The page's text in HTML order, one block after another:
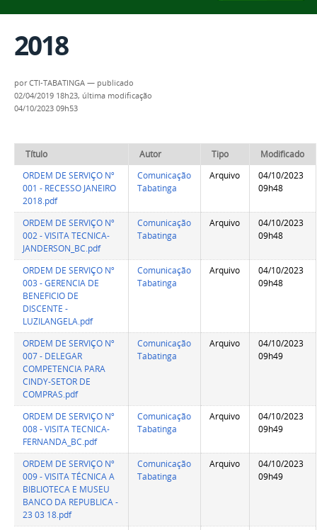
2018
porCTI-TABATINGA — publicado
02/04/2019 18h23, última modificação
04/10/2023 09h53
Título Autor Tipo
Modificado
ORDEM DE SERVIÇO Nº
001 - RECESSO JANEIRO
2018.pdf
Comunicação
Tabatinga
Arquivo
04/10/2023
09h48
ORDEM DE SERVIÇO Nº
002 - VISITA TECNICA-
JANDERSON_BC.pdf
Comunicação
Tabatinga
Arquivo
04/10/2023
09h48
ORDEM DE SERVIÇO Nº
003 - GERENCIA DE
BENEFICIO DE
DISCENTE -
LUZILANGELA.pdf
Comunicação
Tabatinga
Arquivo
04/10/2023
09h48
ORDEM DE SERVIÇO Nº
007 - DELEGAR
COMPETENCIA PARA
CINDY-SETOR DE
COMPRAS.pdf
Comunicação
Tabatinga
Arquivo
04/10/2023
09h49
ORDEM DE SERVIÇO Nº
008 - VISITA TECNICA-
FERNANDA_BC.pdf
Comunicação
Tabatinga
Arquivo
04/10/2023
09h49
ORDEM DE SERVIÇO Nº
009 - VISITA TÉCNICA A
BIBLIOTECA E MUSEU
BANCO DA REPUBLICA -
23 03 18.pdf
Comunicação
Tabatinga
Arquivo
04/10/2023
09h49